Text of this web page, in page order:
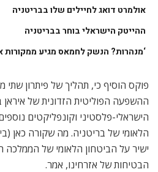
אולמרט דואג לחיילים שלו בבריטניה
ההייטק הישראלי בוחר בבריטניה
‘מנהרות? הנשק לחמאס מגיע ממקורות
פוקס הוסיף כי, תהליך של פיתרון שתי
ההשפעה הפוליטית הזדונית של איראן
הישראלי-פלסטיני וקונפליקטים
הלאומי של בריטניה. מה שקורה כאן
ישיר על הביטחון הלאומי של הממלכה
הבטיחות של אזרחינו, אמר.